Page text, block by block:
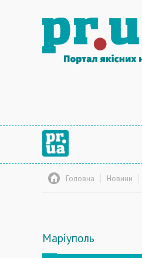
Головна Новини
Маріуполь